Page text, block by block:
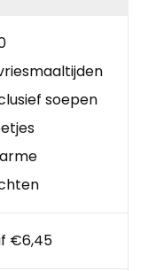
soepen
€6,45